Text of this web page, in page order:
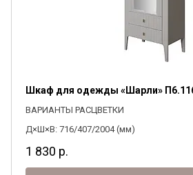
Шкаф для одежды «Шарли»
ВАРИАНТЫ РАСЦВЕТКИ
Д×Ш×В: 716/407/2004 (мм)
1 830 р.